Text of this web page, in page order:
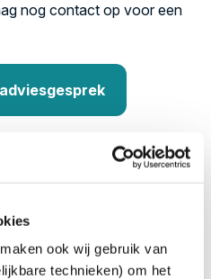
ook wij gebruik van
technieken) om het
nog contact op voor een